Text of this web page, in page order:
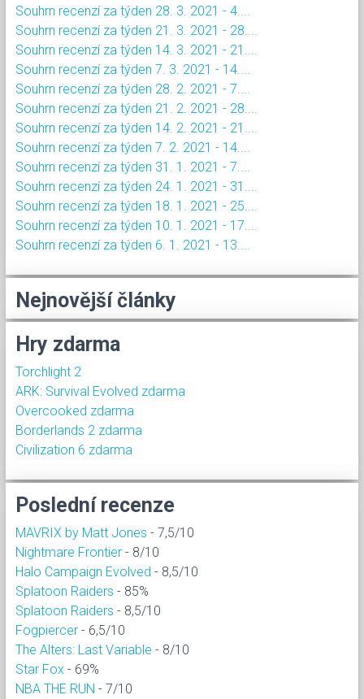
Souhrn recenzí za týden 28. 3. 2021 - 4....
Souhrn recenzí za týden 21. 3. 2021 - 28....
Souhrn recenzí za týden 14. 3. 2021 - 21....
Souhrn recenzí za týden 7. 3. 2021 - 14....
Souhrn recenzí za týden 28. 2. 2021 - 7....
Souhrn recenzí za týden 21. 2. 2021 - 28....
Souhrn recenzí za týden 14. 2. 2021 - 21....
Souhrn recenzí za týden 7. 2. 2021 - 14....
Souhrn recenzí za týden 31. 1. 2021 - 7....
Souhrn recenzí za týden 24. 1. 2021 - 31....
Souhrn recenzí za týden 18. 1. 2021 - 25....
Souhrn recenzí za týden 10. 1. 2021 - 17....
Souhrn recenzí za týden 6. 1. 2021 - 13....
Nejnovější články
Hry zdarma
Torchlight 2
ARK: Survival Evolved zdarma
Overcooked zdarma
Borderlands 2 zdarma
Civilization 6 zdarma
Poslední recenze
MAVRIX by Matt Jones - 7,5/10
Nightmare Frontier - 8/10
Halo Campaign Evolved - 8,5/10
Splatoon Raiders - 85%
Splatoon Raiders - 8,5/10
Fogpiercer - 6,5/10
The Alters: Last Variable - 8/10
Star Fox - 69%
NBA THE RUN - 7/10